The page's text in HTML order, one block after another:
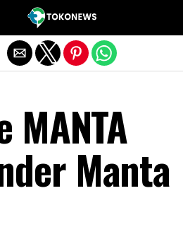
Manta
Exit mobile version